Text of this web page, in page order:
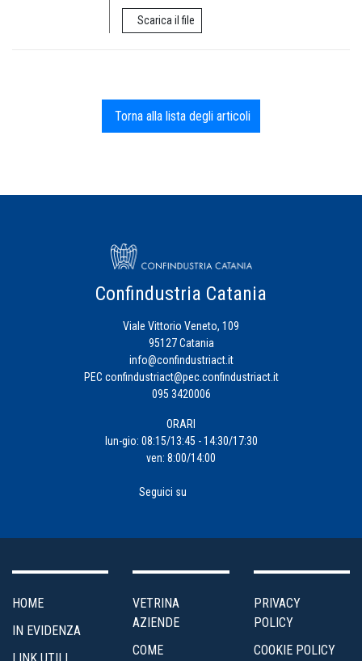
Scarica il file
Torna alla lista degli articoli
Confindustria Catania
Viale Vittorio Veneto, 109
95127 Catania
info@confindustriact.it
PEC confindustriact@pec.confindustriact.it
095 3420006
ORARI
lun-gio: 08:15/13:45 - 14:30/17:30
ven: 8:00/14:00
Seguici su
HOME
IN EVIDENZA
LINK UTILI
VETRINA
AZIENDE
COME
PRIVACY
POLICY
COOKIE POLICY